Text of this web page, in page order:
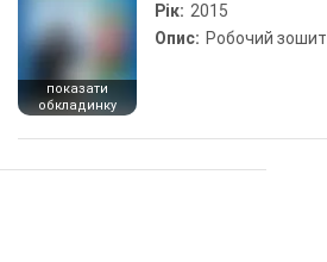
показати
обкладинку
Рік: 2015
Опис: Робочий зошит